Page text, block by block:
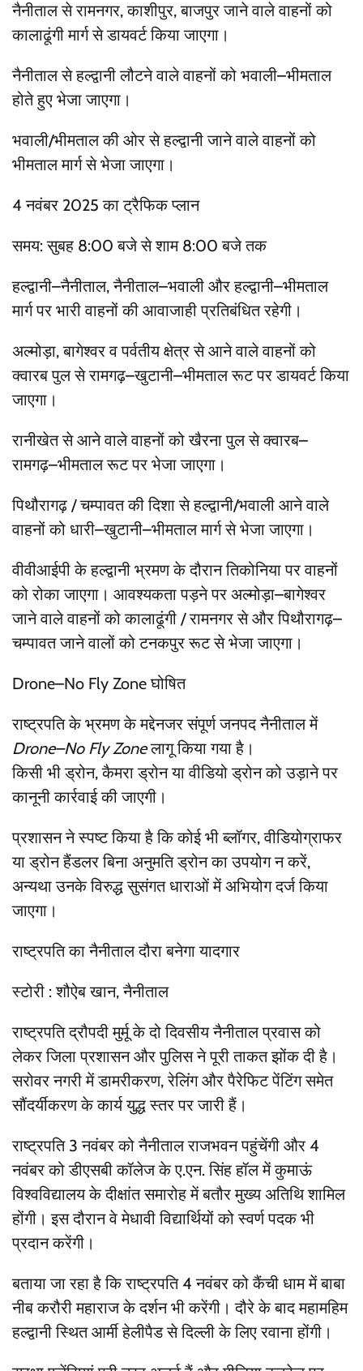
नैनीताल से रामनगर, काशीपुर, बाजपुर जाने वाले वाहनों को
कालाढूंगी मार्ग से डायवर्ट किया जाएगा।
नैनीताल से हल्द्वानी लौटने वाले वाहनों को भवाली–भीमताल
होते हुए भेजा जाएगा।
भवाली/भीमताल की ओर से हल्द्वानी जाने वाले वाहनों को
भीमताल मार्ग से भेजा जाएगा।
4 नवंबर 2025 का ट्रैफिक प्लान
समय: सुबह 8:00 बजे से शाम 8:00 बजे तक
हल्द्वानी–नैनीताल, नैनीताल–भवाली और हल्द्वानी–भीमताल
मार्ग पर भारी वाहनों की आवाजाही प्रतिबंधित रहेगी।
अल्मोड़ा, बागेश्वर व पर्वतीय क्षेत्र से आने वाले वाहनों को
क्वारब पुल से रामगढ़–खुटानी–भीमताल रूट पर डायवर्ट किया
जाएगा।
रानीखेत से आने वाले वाहनों को खैरना पुल से क्वारब–
रामगढ़–भीमताल रूट पर भेजा जाएगा।
पिथौरागढ़ / चम्पावत की दिशा से हल्द्वानी/भवाली आने वाले
वाहनों को धारी–खुटानी–भीमताल मार्ग से भेजा जाएगा।
वीवीआईपी के हल्द्वानी भ्रमण के दौरान तिकोनिया पर वाहनों
को रोका जाएगा। आवश्यकता पड़ने पर अल्मोड़ा–बागेश्वर
जाने वाले वाहनों को कालाढूंगी / रामनगर से और पिथौरागढ़–
चम्पावत जाने वालों को टनकपुर रूट से भेजा जाएगा।
Drone–No Fly Zone घोषित
राष्ट्रपति के भ्रमण के मद्देनजर संपूर्ण जनपद नैनीताल में
Drone–No Fly Zoneलागू किया गया है।
किसी भी ड्रोन, कैमरा ड्रोन या वीडियो ड्रोन को उड़ाने पर
कानूनी कार्रवाई की जाएगी।
प्रशासन ने स्पष्ट किया है कि कोई भी ब्लॉगर, वीडियोग्राफर
या ड्रोन हैंडलर बिना अनुमति ड्रोन का उपयोग न करें,
अन्यथा उनके विरुद्ध सुसंगत धाराओं में अभियोग दर्ज किया
जाएगा।
राष्ट्रपति का नैनीताल दौरा बनेगा यादगार
स्टोरी : शौऐब खान, नैनीताल
राष्ट्रपति द्रौपदी मुर्मू के दो दिवसीय नैनीताल प्रवास को
लेकर जिला प्रशासन और पुलिस ने पूरी ताकत झोंक दी है।
सरोवर नगरी में डामरीकरण, रेलिंग और पैरेफिट पेंटिंग समेत
सौंदर्यीकरण के कार्य युद्ध स्तर पर जारी हैं।
राष्ट्रपति 3 नवंबर को नैनीताल राजभवन पहुंचेंगी और 4
नवंबर को डीएसबी कॉलेज के ए.एन. सिंह हॉल में कुमाऊं
विश्वविद्यालय के दीक्षांत समारोह में बतौर मुख्य अतिथि शामिल
होंगी। इस दौरान वे मेधावी विद्यार्थियों को स्वर्ण पदक भी
प्रदान करेंगी।
बताया जा रहा है कि राष्ट्रपति 4 नवंबर को कैंची धाम में बाबा
नीब करौरी महाराज के दर्शन भी करेंगी। दौरे के बाद महामहिम
हल्द्वानी स्थित आर्मी हेलीपैड से दिल्ली के लिए रवाना होंगी।